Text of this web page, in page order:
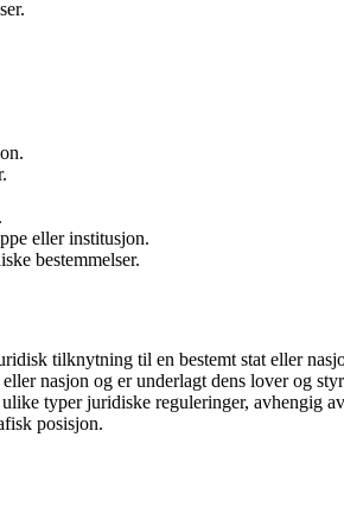
eller institusjon.
bestemmelser.
tilknytning til en bestemt stat eller
nasjon og er underlagt dens lover og
typer juridiske reguleringer, avhengig
posisjon.